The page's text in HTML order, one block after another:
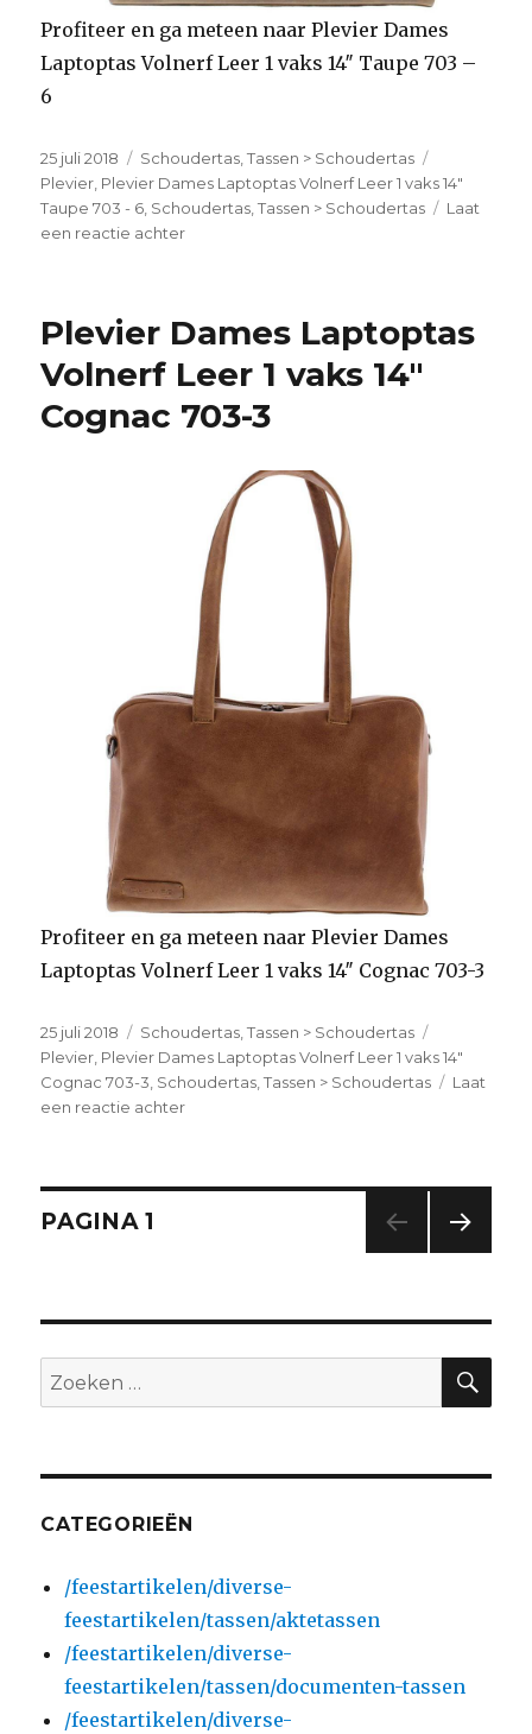
Profiteer en ga meteen naar Plevier Dames
Laptoptas Volnerf Leer 1 vaks 14″ Taupe 703 –
6
Geplaatst
op
25 juli 2018 Categorieën
Schoudertas,Tassen > Schoudertas
Plevier, Plevier Dames Laptoptas Volnerf Leer 1 vaks 14"
Taupe 703 - 6, Schoudertas,Tassen > Schoudertas
Laat
een reactie achter
Volnerf
1
vaks
14″
Plevier Dames Laptoptas
Volnerf Leer 1 vaks 14″
Cognac 703-3
Profiteer en ga meteen naar Plevier Dames
Laptoptas Volnerf Leer 1 vaks 14″ Cognac 703-3
Geplaatst
op
25 juli 2018 Categorieën
Schoudertas,Tassen > Schoudertas
Plevier, Plevier Dames Laptoptas Volnerf Leer 1 vaks 14"
Cognac 703-3, Schoudertas,Tassen > Schoudertas
Laat
een reactie achter
Laptoptas
703-
Berichtnavigatie
PAGINA1
PAGI
NA
Zoeken
naar:
CATEGORIEËN
/feestartikelen/diverse-
feestartikelen/tassen/aktetassen
/feestartikelen/diverse-
feestartikelen/tassen/documenten-tassen
/feestartikelen/diverse-